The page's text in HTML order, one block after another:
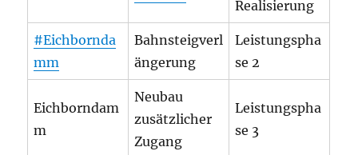
Realisierung
#Eichbornda
mm
Bahnsteigverl
ängerung
Leistungspha
se 2
Eichborndam
m
Neubau
zusätzlicher
Zugang
Leistungspha
se 3